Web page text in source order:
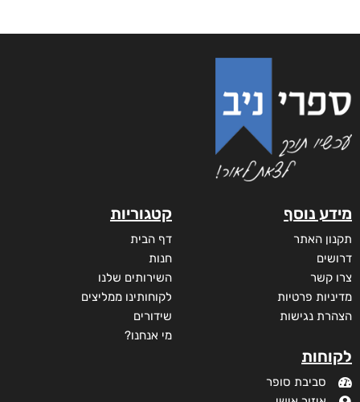
מידע נוסף
תקנון האתר
דרושים
צרו קשר
מדיניות פרטיות
הצהרת נגישות
לקוחות
סביבת סופר
קטגוריות
דף הבית
חנות
השירותים שלנו
לקוחותינו ממליצים
שידורים
מי אנחנו?